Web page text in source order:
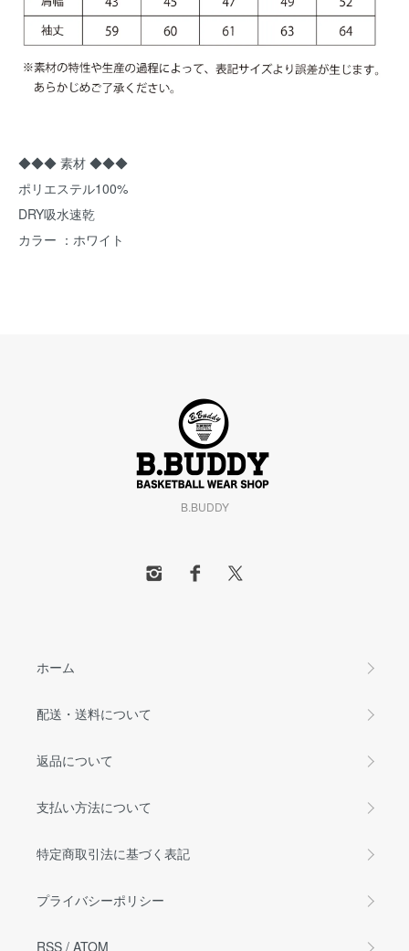
◆◆◆ 素材 ◆◆◆
ポリエステル100%
DRY吸水速乾
カラー ：ホワイト
B.BUDDY
ホーム
配送・送料について
返品について
支払い方法について
特定商取引法に基づく表記
プライバシーポリシー
RSS / ATOM